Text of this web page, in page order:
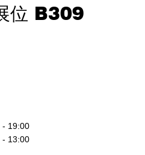
位 B309
- 19:00
- 13:00